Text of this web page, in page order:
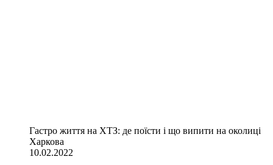
Гастро життя на ХТЗ: де поїсти і що випити на околиці
Харкова
10.02.2022